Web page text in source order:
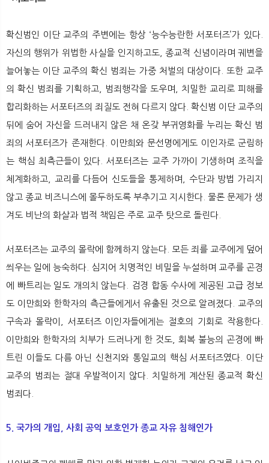
확신범인 이단 교주의 주변에는 항상 ‘능수능란한 서포터즈’가 있다.
자신의 행위가 위법한 사실을 인지하고도, 종교적 신념이라며 궤변을
늘어놓는 이단 교주의 확신 범죄는 가중 처벌의 대상이다. 또한 교주
의 확신 범죄를 기획하고, 범죄행각을 도우며, 치밀한 교리로 피해를
합리화하는 서포터즈의 죄질도 전혀 다르지 않다. 확신범 이단 교주의
뒤에 숨어 자신을 드러내지 않은 채 온갖 부귀영화를 누리는 확신 범
죄의 서포터즈가 존재한다. 이만희와 문선명에게도 이인자로 군림하
는 핵심 최측근들이 있다. 서포터즈는 교주 가까이 기생하며 조직을
체계화하고, 교리를 다듬어 신도들을 통제하며, 수단과 방법 가리지
않고 종교 비즈니스에 몰두하도록 부추기고 지시한다. 물론 문제가 생
겨도 비난의 화살과 법적 책임은 주로 교주 탓으로 돌린다.
서포터즈는 교주의 몰락에 함께하지 않는다. 모든 죄를 교주에게 덮어
씌우는 일에 능숙하다. 심지어 치명적인 비밀을 누설하며 교주를 곤경
에 빠트리는 일도 개의치 않는다. 검경 합동 수사에 제공된 고급 정보
도 이만희와 한학자의 측근들에게서 유출된 것으로 알려졌다. 교주의
구속과 몰락이, 서포터즈 이인자들에게는 절호의 기회로 작용한다.
이만희와 한학자의 치부가 드러나게 한 것도, 회복 불능의 곤경에 빠
트린 이들도 다름 아닌 신천지와 통일교의 핵심 서포터즈였다. 이단
교주의 범죄는 절대 우발적이지 않다. 치밀하게 계산된 종교적 확신
범죄다.
5. 국가의 개입, 사회 공익 보호인가 종교 자유 침해인가